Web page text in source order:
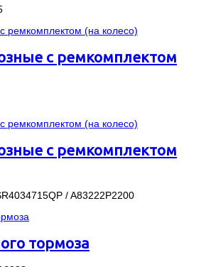
с ремкомплектом
с ремкомплектом
/ A83222P2200
тормоза